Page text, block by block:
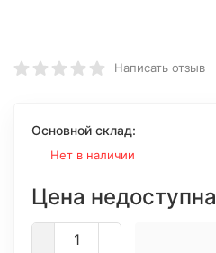
Написать отзыв
Основной склад:
Нет в наличии
Цена недоступна